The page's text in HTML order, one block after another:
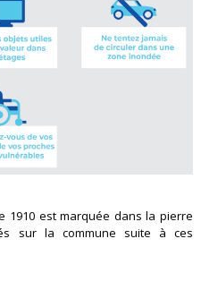
1910 est marquée dans la pierre
sur la commune suite à ces